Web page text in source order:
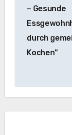
– Gesunde
durch
Kochen“